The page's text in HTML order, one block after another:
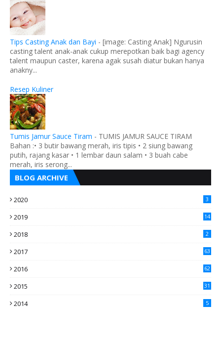
Tips Casting Anak dan Bayi - [image: Casting Anak] Ngurusin
casting talent anak-anak cukup merepotkan baik bagi agency
talent maupun caster, karena agak susah diatur bukan hanya
anakny...
Resep Kuliner
Tumis Jamur Sauce Tiram - TUMIS JAMUR SAUCE TIRAM
Bahan :• 3 butir bawang merah, iris tipis • 2 siung bawang
putih, rajang kasar • 1 lembar daun salam • 3 buah cabe
merah, iris serong...
BLOG ARCHIVE
2020 3
2019 14
2018 2
2017 63
2016
62
2015
31
2014 5